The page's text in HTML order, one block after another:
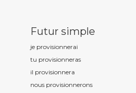
Futur simple
je provisionnerai
tu provisionneras
il provisionnera
nous provisionnerons